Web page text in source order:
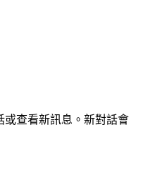
或查看新訊息。新對話會